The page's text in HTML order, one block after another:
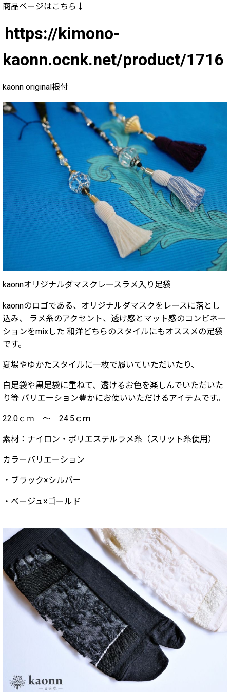
商品ページはこちら↓
https://kimono-
kaonn.ocnk.net/product/1716
kaonn original根付
kaonnオリジナルダマスクレースラメ入り足袋
kaonnのロゴである、オリジナルダマスクをレースに落とし
込み、 ラメ糸のアクセント、透け感とマット感のコンビネー
ションをmixした 和洋どちらのスタイルにもオススメの足袋
です。
夏場やゆかたスタイルに一枚で履いていただいたり、
白足袋や黒足袋に重ねて、透けるお色を楽しんでいただいた
り等 バリエーション豊かにお使いいただけるアイテムです。
22.0ｃｍ 〜 24.5ｃｍ
素材：ナイロン・ポリエステルラメ糸（スリット糸使用）
カラーバリエーション
・ブラック×シルバー
・ベージュ×ゴールド